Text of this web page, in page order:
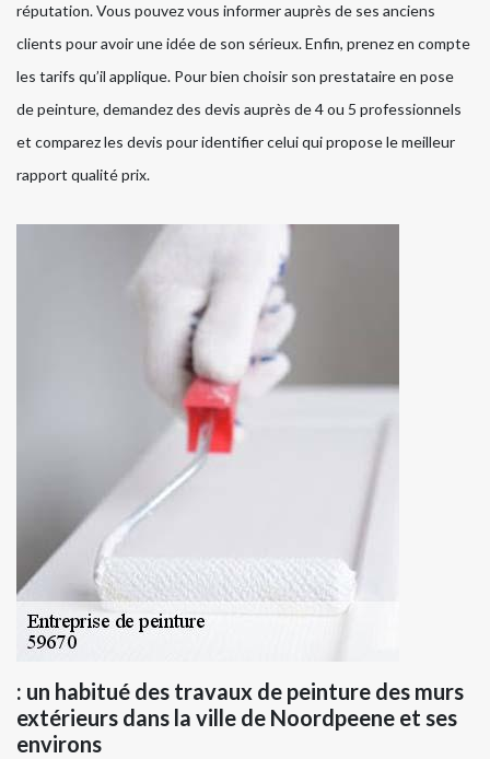
réputation. Vous pouvez vous informer auprès de ses anciens
clients pour avoir une idée de son sérieux. Enfin, prenez en compte
les tarifs qu’il applique. Pour bien choisir son prestataire en pose
de peinture, demandez des devis auprès de 4 ou 5 professionnels
et comparez les devis pour identifier celui qui propose le meilleur
rapport qualité prix.
: un habitué des travaux de peinture des murs
extérieurs dans la ville de Noordpeene et ses
environs